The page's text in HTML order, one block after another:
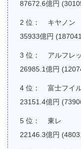
87672.6億円
キヤノン
35933億円
アルフレ
26985.1億円
富士フイ
23151.4億円
東レ
22146.3億円